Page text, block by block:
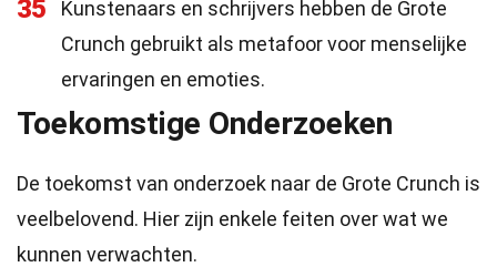
35
Kunstenaars en schrijvers hebben de Grote
Crunch gebruikt als metafoor voor menselijke
ervaringen en emoties.
Toekomstige Onderzoeken
De toekomst van onderzoek naar de Grote Crunch is
veelbelovend. Hier zijn enkele feiten over wat we
kunnen verwachten.